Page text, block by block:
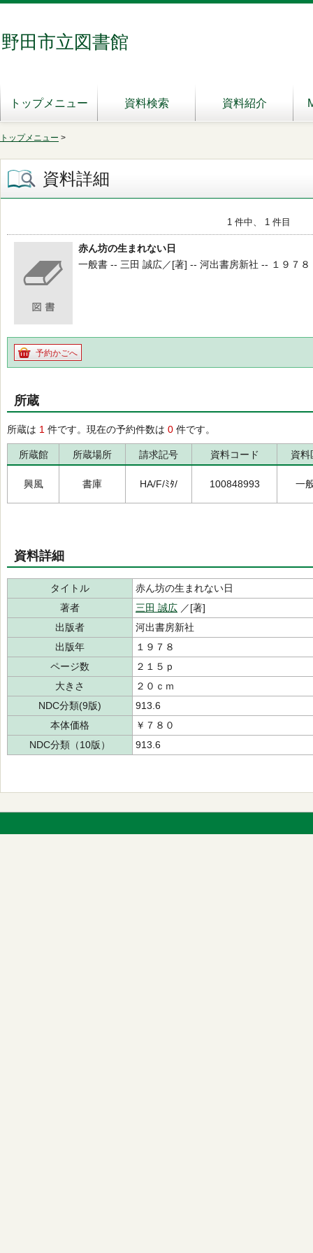
野田市立図書館
トップメニュー 資料検索 資料紹介
トップメニュー >
資料詳細
1 件中、 1 件目
赤ん坊の生まれない日
一般書 -- 三田 誠広／[著] -- 河出書房新社 -- １９７
予約かごへ
所蔵
所蔵は 1 件です。現在の予約件数は 0 件です。
所蔵館 所蔵場所 請求記号 資料コード 資料
興風 書庫 HA/F/ﾐﾀ/ 100848993 一
資料詳細
タイトル
赤ん坊の生まれない日
著者
三田 誠広 ／[著]
出版者
河出書房新社
出版年
１９７８
ページ数
２１５ｐ
大きさ
２０ｃｍ
NDC分類(9版)
913.6
本体価格
￥７８０
NDC分類（10版）
913.6